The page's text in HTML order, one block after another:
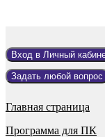
Вход в Личный
Задать любой вопрос
Главная страница
Программа для ПК